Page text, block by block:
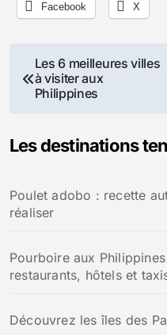
Facebook X
Navigation
de
Les 6 meilleures villes
à visiter aux
Philippines
Les destinations
Poulet adobo : recette
réaliser
Pourboire aux
restaurants, hôtels et
Découvrez les îles des